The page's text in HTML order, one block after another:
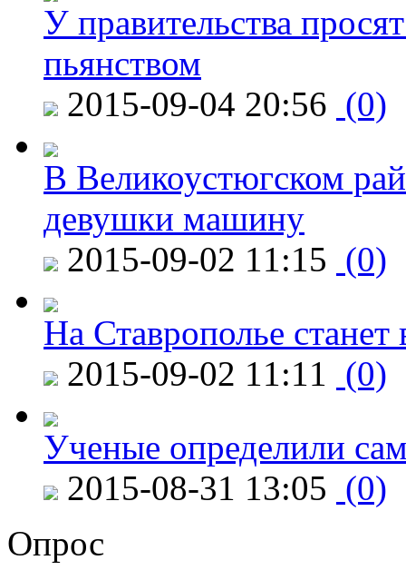
У правительства
пьянством
2015-09-04 20:56 (0)
В Великоустюгском
девушки машину
2015-09-02 11:15 (0)
На Ставрополье
2015-09-02 11:11 (0)
Ученые определили
2015-08-31 13:05 (0)
Опрос